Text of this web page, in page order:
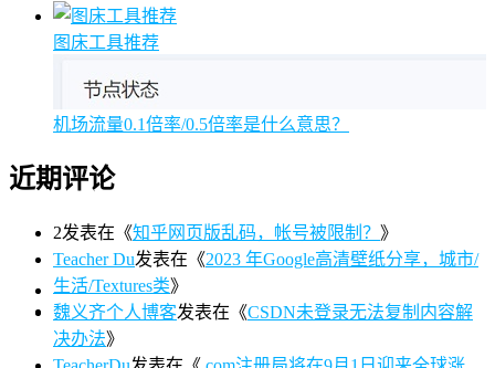
图床工具推荐
机场流量0.1倍率/0.5倍率是什么意思？
近期评论
2发表在《知乎网页版乱码，帐号被限制？ 》
Teacher Du发表在《2023 年Google高清壁纸分享，城市/
生活/Textures类》
魏义齐个人博客发表在《CSDN未登录无法复制内容解
决办法》